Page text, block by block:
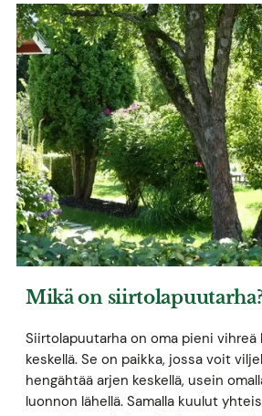
Mikä on
Siirtolapuutarha on oma pieni vihreä
keskellä. Se on paikka, jossa voit
hengähtää arjen keskellä, usein
luonnon lähellä. Samalla kuulut